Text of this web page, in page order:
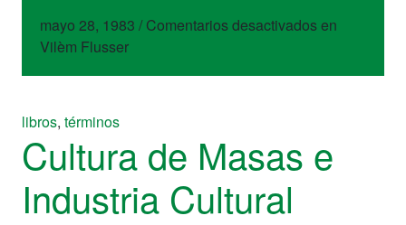
mayo 28, 1983 / Comentarios desactivadosen
Vilèm Flusser
libros, términos
Cultura de Masas e
Industria Cultural